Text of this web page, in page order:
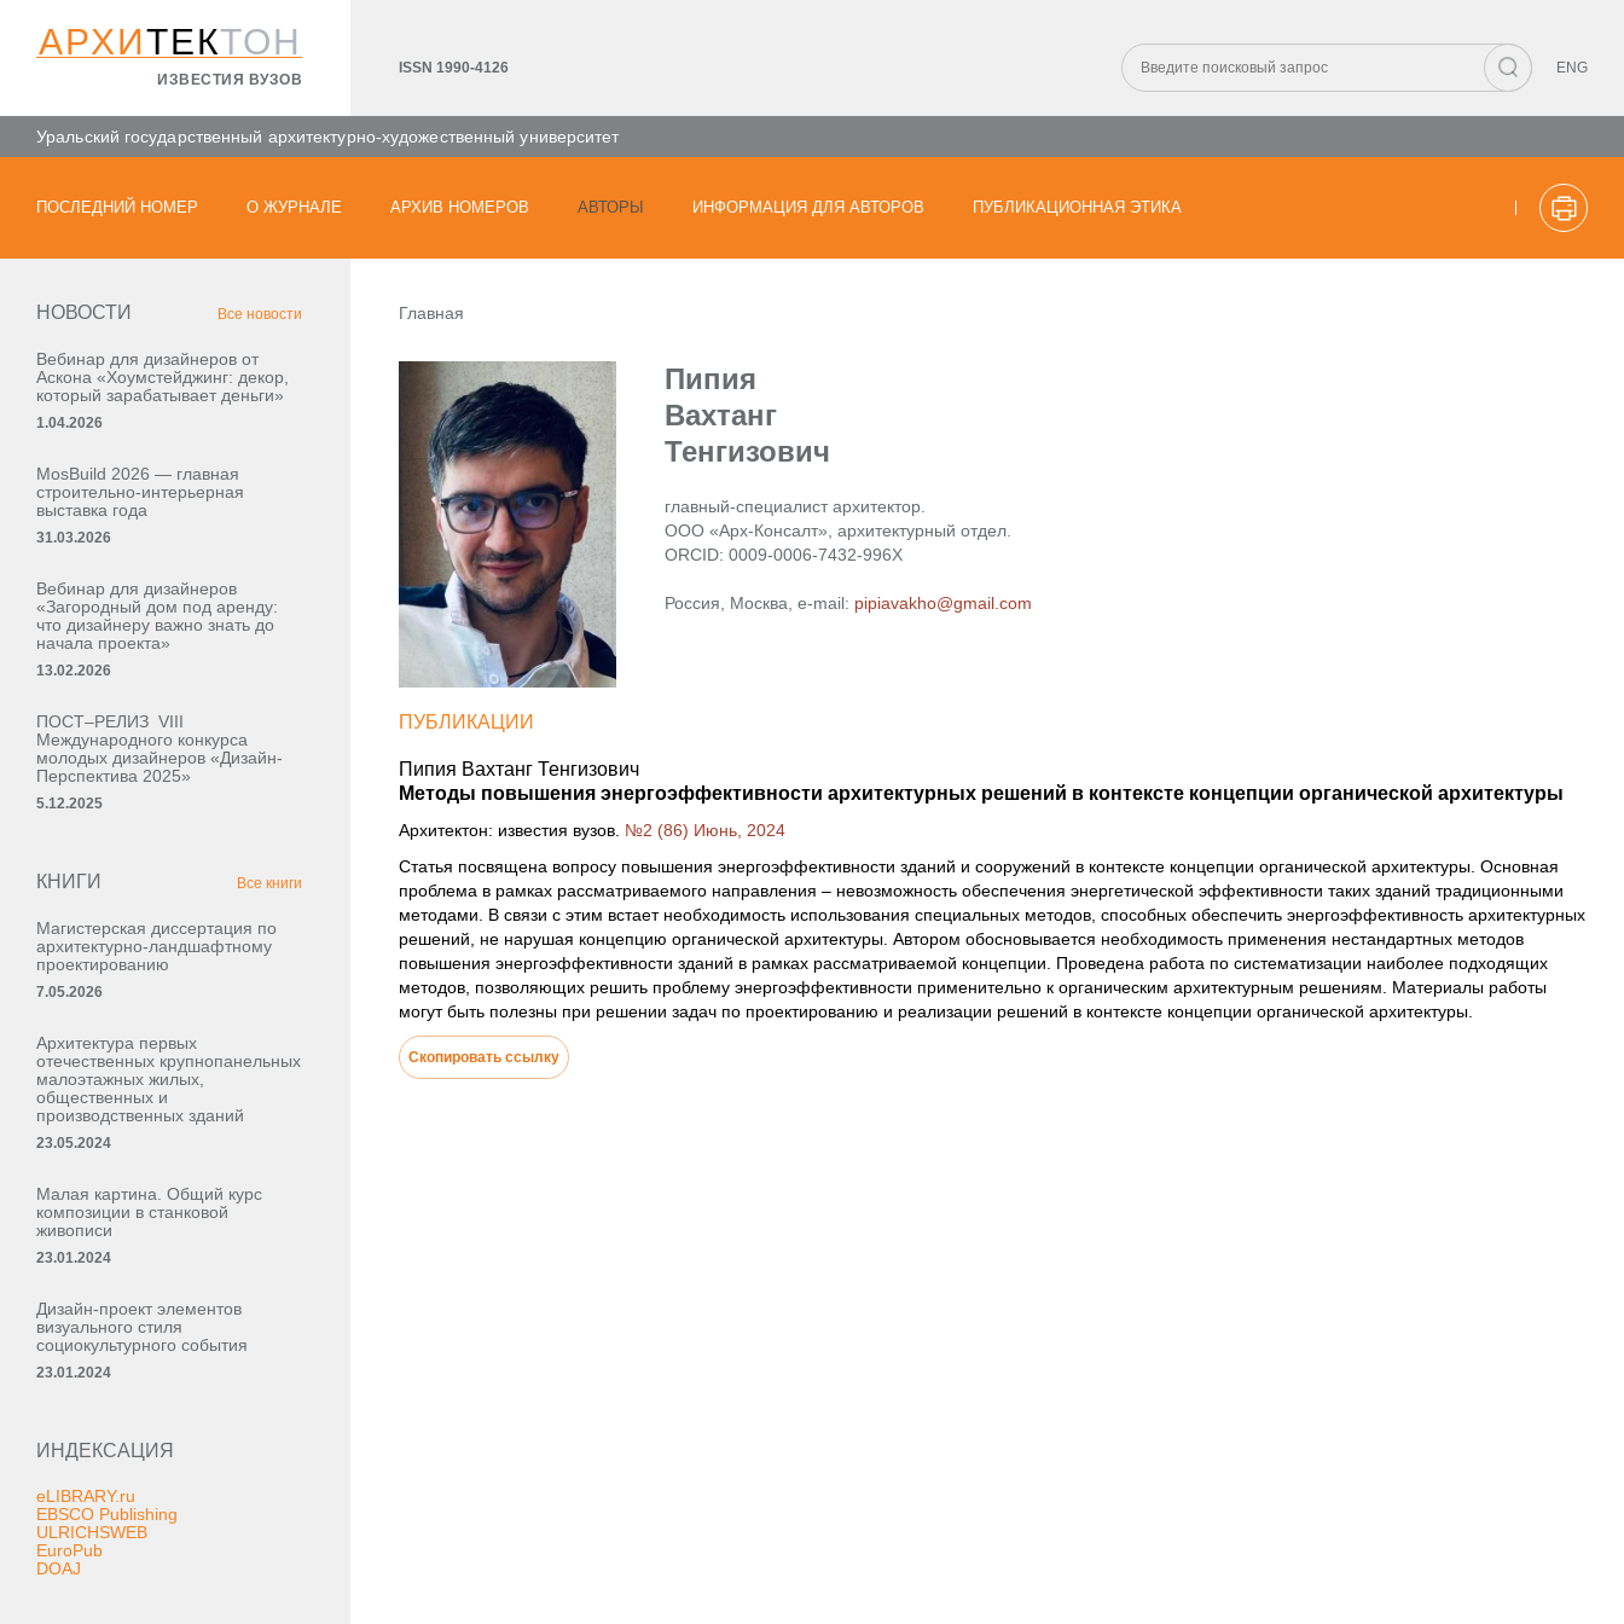
АРХИТЕКТОН
ИЗВЕСТИЯ ВУЗОВ
ISSN 1990-4126 ENG
Уральский государственный архитектурно-художественный университет
ПОСЛЕДНИЙ НОМЕР О ЖУРНАЛЕ АРХИВ НОМЕРОВ АВТОРЫ ИНФОРМАЦИЯ ДЛЯ АВТОРОВ ПУБЛИКАЦИОННАЯ ЭТИКА
НОВОСТИ Все новости
Вебинар для дизайнеров от
Аскона «Хоумстейджинг: декор,
который зарабатывает деньги»
1.04.2026
MosBuild 2026 — главная
строительно-интерьерная
выставка года
31.03.2026
Вебинар для дизайнеров
«Загородный дом под аренду:
что дизайнеру важно знать до
начала проекта»
13.02.2026
ПОСТ–РЕЛИЗ VIII
Международного конкурса
молодых дизайнеров «Дизайн-
Перспектива 2025»
5.12.2025
КНИГИ Все книги
Магистерская диссертация по
архитектурно-ландшафтному
проектированию
7.05.2026
Архитектура первых
отечественных крупнопанельных
малоэтажных жилых,
общественных и
производственных зданий
23.05.2024
Малая картина. Общий курс
композиции в станковой
живописи
23.01.2024
Дизайн-проект элементов
визуального стиля
социокультурного события
23.01.2024
ИНДЕКСАЦИЯ
eLIBRARY.ru
EBSCO Publishing
ULRICHSWEB
EuroPub
DOAJ
Главная
Пипия
Вахтанг
Тенгизович
главный-специалист архитектор.
ООО «Арх-Консалт», архитектурный отдел.
ORCID: 0009-0006-7432-996X
Россия, Москва, e-mail: pipiavakho@gmail.com
ПУБЛИКАЦИИ
Пипия Вахтанг Тенгизович
Методы повышения энергоэффективности архитектурных решений в контексте концепции органической архитектуры
Архитектон: известия вузов. №2 (86) Июнь, 2024
Статья посвящена вопросу повышения энергоэффективности зданий и сооружений в контексте концепции органической архитектуры. Основная
проблема в рамках рассматриваемого направления – невозможность обеспечения энергетической эффективности таких зданий традиционными
методами. В связи с этим встает необходимость использования специальных методов, способных обеспечить энергоэффективность архитектурных
решений, не нарушая концепцию органической архитектуры. Автором обосновывается необходимость применения нестандартных методов
повышения энергоэффективности зданий в рамках рассматриваемой концепции. Проведена работа по систематизации наиболее подходящих
методов, позволяющих решить проблему энергоэффективности применительно к органическим архитектурным решениям. Материалы работы
могут быть полезны при решении задач по проектированию и реализации решений в контексте концепции органической архитектуры.
Скопировать ссылку